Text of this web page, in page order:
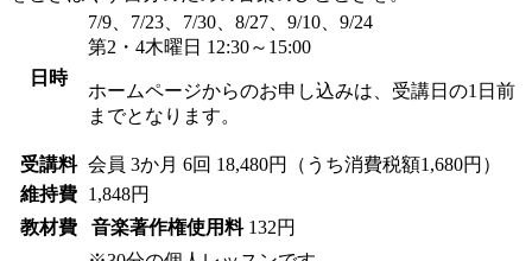
日時
7/9、7/23、7/30、8/27、9/10、9/24
第2・4木曜日 12:30～15:00
ホームページからのお申し込みは、受講日の1日前
までとなります。
受講料 会員 3か月 6回 18,480円（うち消費税額1,680円）
維持費
1,848円
教材費
音楽著作権使用料 132円